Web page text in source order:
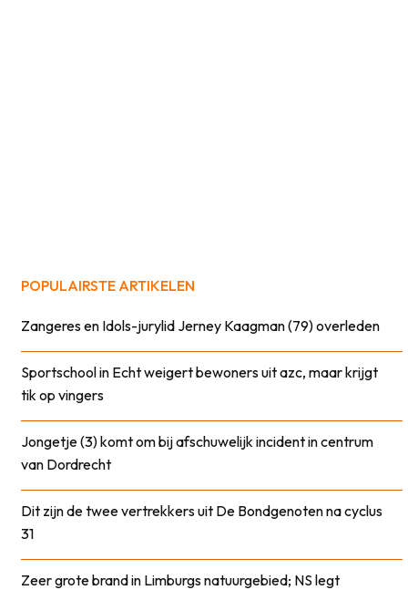
POPULAIRSTE ARTIKELEN
Zangeres en Idols-jurylid Jerney Kaagman (79) overleden
Sportschool in Echt weigert bewoners uit azc, maar krijgt
tik op vingers
Jongetje (3) komt om bij afschuwelijk incident in centrum
van Dordrecht
Dit zijn de twee vertrekkers uit De Bondgenoten na cyclus
31
Zeer grote brand in Limburgs natuurgebied; NS legt